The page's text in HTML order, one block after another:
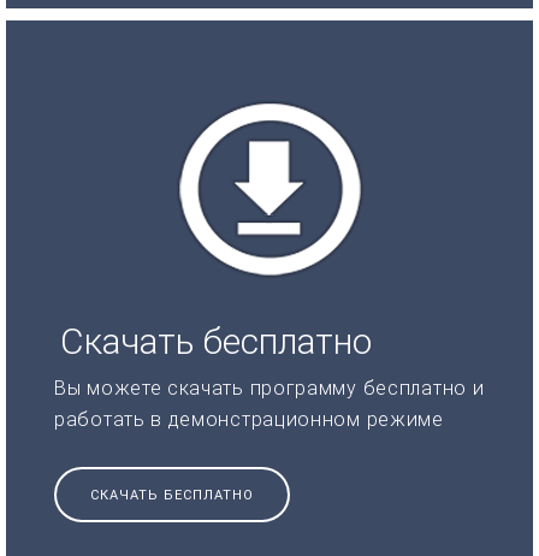
Скачать бесплатно
Вы можете скачать программу бесплатно и
работать в демонстрационном режиме
СКАЧАТЬ БЕСПЛАТНО